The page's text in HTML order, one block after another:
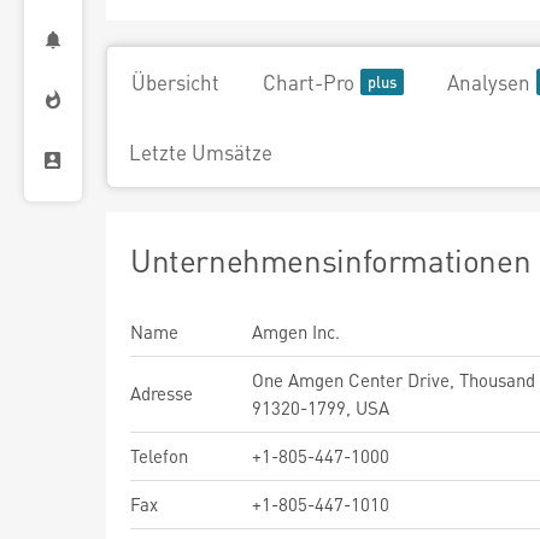
Übersicht Chart-Pro Analysen
Letzte Umsätze
Unternehmensinformationen
Name Amgen Inc.
Adresse
One Amgen Center Drive, Thousand
91320-1799, USA
Telefon
+1-805-447-1000
Fax
+1-805-447-1010